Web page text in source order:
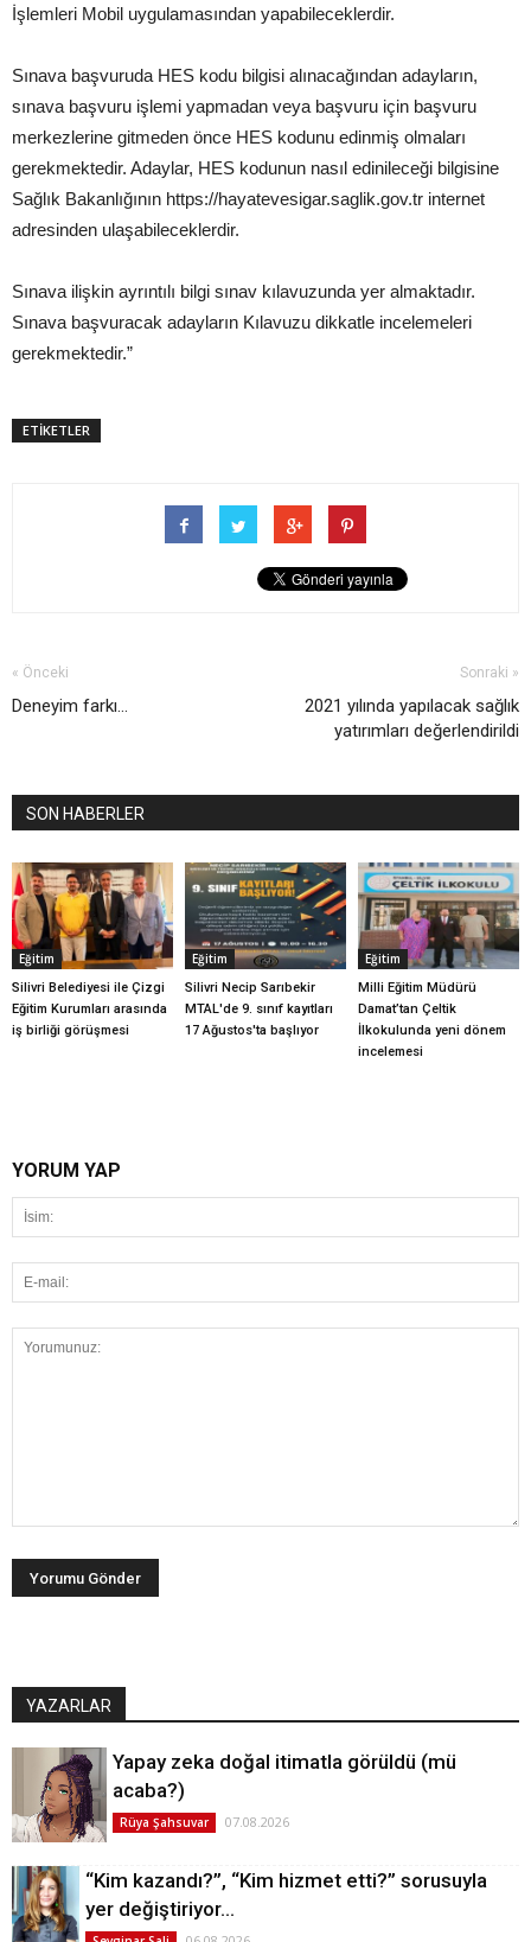
İşlemleri Mobil uygulamasından yapabileceklerdir.
Sınava başvuruda HES kodu bilgisi alınacağından adayların,
sınava başvuru işlemi yapmadan veya başvuru için başvuru
merkezlerine gitmeden önce HES kodunu edinmiş olmaları
gerekmektedir. Adaylar, HES kodunun nasıl edinileceği bilgisine
Sağlık Bakanlığının https://hayatevesigar.saglik.gov.tr internet
adresinden ulaşabileceklerdir.
Sınava ilişkin ayrıntılı bilgi sınav kılavuzunda yer almaktadır.
Sınava başvuracak adayların Kılavuzu dikkatle incelemeleri
gerekmektedir.”
ETİKETLER
« Önceki
Deneyim farkı...
Sonraki »
2021 yılında yapılacak sağlık
yatırımları değerlendirildi
SON HABERLER
Eğitim
Silivri Belediyesi ile Çizgi
Eğitim Kurumları arasında
iş birliği görüşmesi
Eğitim
Silivri Necip Sarıbekir
MTAL'de 9. sınıf kayıtları
17 Ağustos'ta başlıyor
Eğitim
Milli Eğitim Müdürü
Damat’tan Çeltik
İlkokulunda yeni dönem
incelemesi
YORUM YAP
YAZARLAR
Yapay zeka doğal itimatla görüldü (mü
acaba?)
Rüya Şahsuvar 07.08.2026
“Kim kazandı?”, “Kim hizmet etti?” sorusuyla
yer değiştiriyor…